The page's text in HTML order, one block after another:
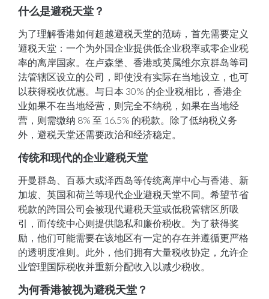
什么是避税天堂？
为了理解香港如何超越避税天堂的范畴，首先需要定义
避税天堂：一个为外国企业提供低企业税率或零企业税
率的离岸国家。在卢森堡、香港或英属维尔京群岛等司
法管辖区设立的公司，即使没有实际在当地设立，也可
以获得税收优惠。与日本 30% 的企业税相比，香港企
业如果不在当地经营，则完全不纳税，如果在当地经
营，则需缴纳 8% 至 16.5% 的税款。除了低纳税义务
外，避税天堂还需要政治和经济稳定。
传统和现代的企业避税天堂
开曼群岛、百慕大或泽西岛等传统离岸中心与香港、新
加坡、英国和荷兰等现代企业避税天堂不同。希望节省
税款的跨国公司会被现代避税天堂或低税管辖区所吸
引，而传统中心则提供隐私和廉价税收。为了获得奖
励，他们可能需要在该地区有一定的存在并遵循更严格
的透明度准则。此外，他们拥有大量税收协定，允许企
业管理国际税收并重新分配收入以减少税收。
为何香港被视为避税天堂？